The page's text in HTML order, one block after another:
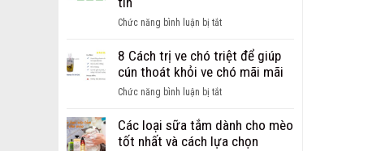
chó
ghẻ
từ
nhẹ
nặng
Chức năng bình luận bị tắtở
thiệu
địa
bán
bán
buôn
8 Cách trị ve chó triệt để giúp
cún thoát khỏi ve chó mãi mãi
Chức năng bình luận bị tắtở
Cách
trị
Các loại sữa tắm dành cho mèo
tốt nhất và cách lựa chọn